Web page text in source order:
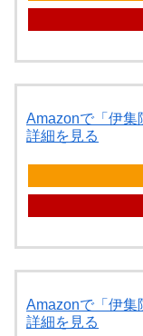
Amazonで「伊
詳細を見る
Amazonで「伊
詳細を見る